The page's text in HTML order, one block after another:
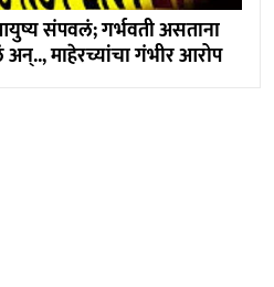
संपवलं; गर्भवती असताना
माहेरच्यांचा गंभीर आरोप